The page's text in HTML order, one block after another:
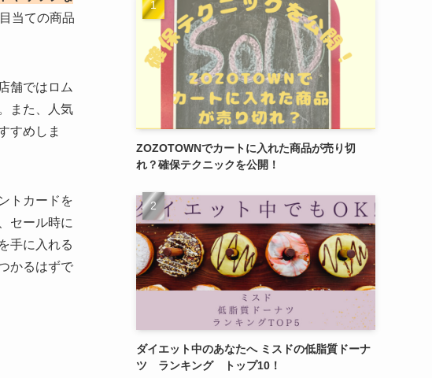
当ての商品
舗ではロム
また、人気
すめしま
トカードを
セール時に
手に入れる
かるはずで
ZOZOTOWNでカートに入れた商品が売り切
れ？確保テクニックを公開！
ダイエット中のあなたへ ミスドの低脂質ドーナ
ツ ランキング トップ10！